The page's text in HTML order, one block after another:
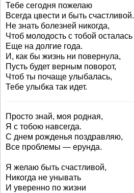
Тебе сегодня пожелаю
Всегда цвести и быть счастливой.
Не знать болезней никогда,
Чтоб молодость с тобой осталась
Еще на долгие года.
И, как бы жизнь ни повернула,
Пусть будет верным поворот,
Чтоб ты почаще улыбалась,
Тебе улыбка так идет.
Просто знай, моя родная,
Я с тобою навсегда.
С днем рожденья поздравляю,
Все проблемы — ерунда.
Я желаю быть счастливой,
Никогда не унывать
И уверенно по жизни